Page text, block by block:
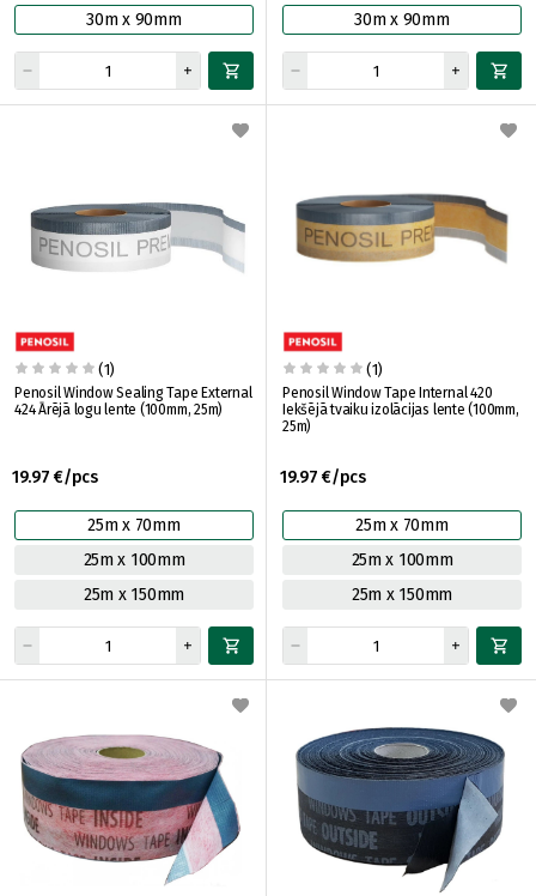
30m x 90mm 30m x 90mm
(1)
Penosil Window Sealing Tape External
424 Ārējā logu lente (100mm, 25m)
19.97 €/pcs
25m x 70mm
25m x 100mm
25m x 150mm
(1)
Penosil Window Tape Internal 420
Iekšējā tvaiku izolācijas lente (100mm,
25m)
19.97 €/pcs
25m x 70mm
25m x 100mm
25m x 150mm